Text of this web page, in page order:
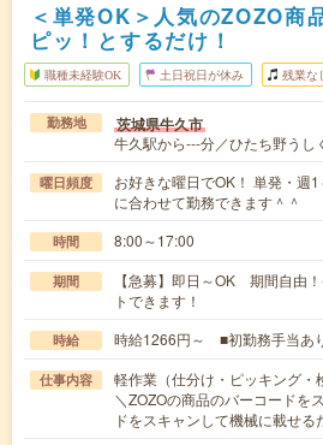
＜単発OK＞人気のZOZO商
ピッ！とするだけ！
職種未経験OK 土日祝日が休み 残業なし
勤務地 茨城県牛久市
牛久駅から---分／ひたち野うし
曜日頻度
お好きな曜日でOK！ 単発・週
に合わせて勤務できます＾＾
時間 8:00～17:00
期間
【急募】即日～OK 期間自由
トできます！
時給 時給1266円～ ■初勤務手当あ
仕事内容
軽作業（仕分け・ピッキング・
＼ZOZOの商品のバーコードを
ドをスキャンして機械に載せ